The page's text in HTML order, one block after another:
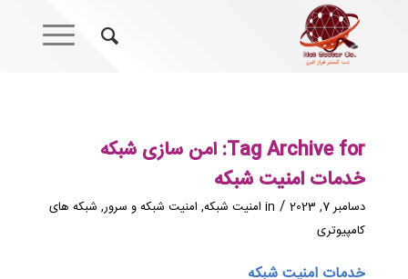
Tag Archive for: امن سازی شبکه
خدمات امنیت شبکه
دسامبر 7, 2023 /
in امنیت شبکه, امنیت شبکه و سرور, شبکه های
کامپیوتری
خدمات امنیت شبکه